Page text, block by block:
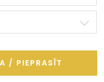
/ PIEPRASĪT